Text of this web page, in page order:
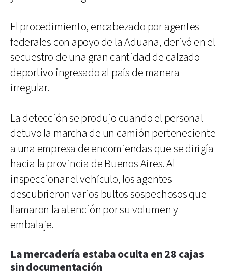
El procedimiento, encabezado por agentes
federales con apoyo de la Aduana, derivó en el
secuestro de una gran cantidad de calzado
deportivo ingresado al país de manera
irregular.
La detección se produjo cuando el personal
detuvo la marcha de un camión perteneciente
a una empresa de encomiendas que se dirigía
hacia la provincia de Buenos Aires. Al
inspeccionar el vehículo, los agentes
descubrieron varios bultos sospechosos que
llamaron la atención por su volumen y
embalaje.
La mercadería estaba oculta en 28 cajas
sin documentación